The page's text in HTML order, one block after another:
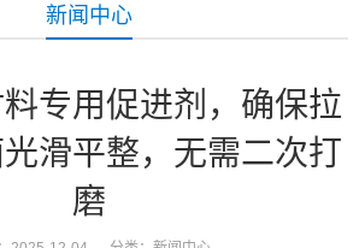
新闻中心
专用促进剂，确保拉
滑平整，无需二次打
磨